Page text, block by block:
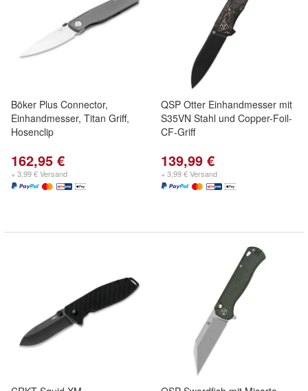
Böker Plus Connector,
Einhandmesser, Titan Griff,
Hosenclip
162,95 €
+ 3,99 € Versand
QSP Otter Einhandmesser mit
S35VN Stahl und Copper-Foil-
CF-Griff
139,99 €
+ 3,99 € Versand